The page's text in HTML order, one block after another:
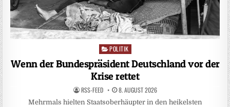
Posted
in
POLITIK
Wenn der Bundespräsident Deutschland vor der
Krise rettet
RSS-FEED 8. AUGUST 2026
Mehrmals hielten Staatsoberhäupter in den heikelsten